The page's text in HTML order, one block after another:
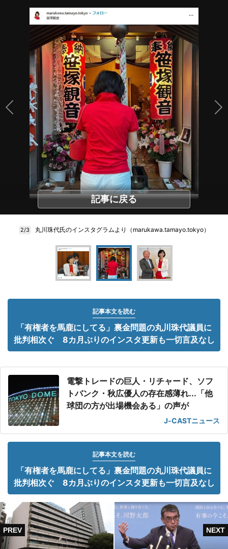
記事に戻る
2/3 丸川珠代氏のインスタグラムより（marukawa.tamayo.tokyo）
記事本文を読む
「有権者を馬鹿にしてる」裏金問題の丸川珠代議員に
批判相次ぐ 8カ月ぶりのインスタ更新も一切言及なし
電撃トレードの巨人・リチャード、ソフ
トバンク・秋広優人の存在感薄れ...「他
球団の方が出場機会ある」の声が
J-CASTニュース
記事本文を読む
「有権者を馬鹿にしてる」裏金問題の丸川珠代議員に
批判相次ぐ 8カ月ぶりのインスタ更新も一切言及なし